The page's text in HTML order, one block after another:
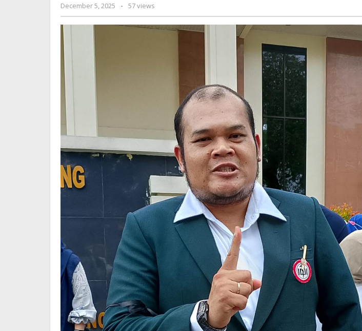
Hukum
Harus
December 5, 2025
by
Jurnalsiber
- 57 views